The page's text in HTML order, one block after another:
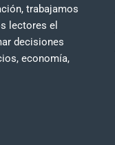
trabajamos
lectores el
decisiones
economía,